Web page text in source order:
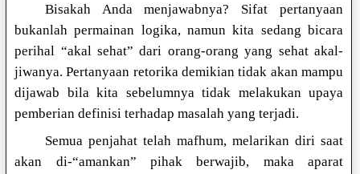
Bisakah Anda menjawabnya? Sifat pertanyaan
bukanlah permainan logika, namun kita sedang bicara
perihal “akal sehat” dari orang-orang yang sehat akal-
jiwanya. Pertanyaan retorika demikian tidak akan mampu
dijawab bila kita sebelumnya tidak melakukan upaya
pemberian definisi terhadap masalah yang terjadi.
Semua penjahat telah mafhum, melarikan diri saat
akan di-“amankan” pihak berwajib, maka aparat